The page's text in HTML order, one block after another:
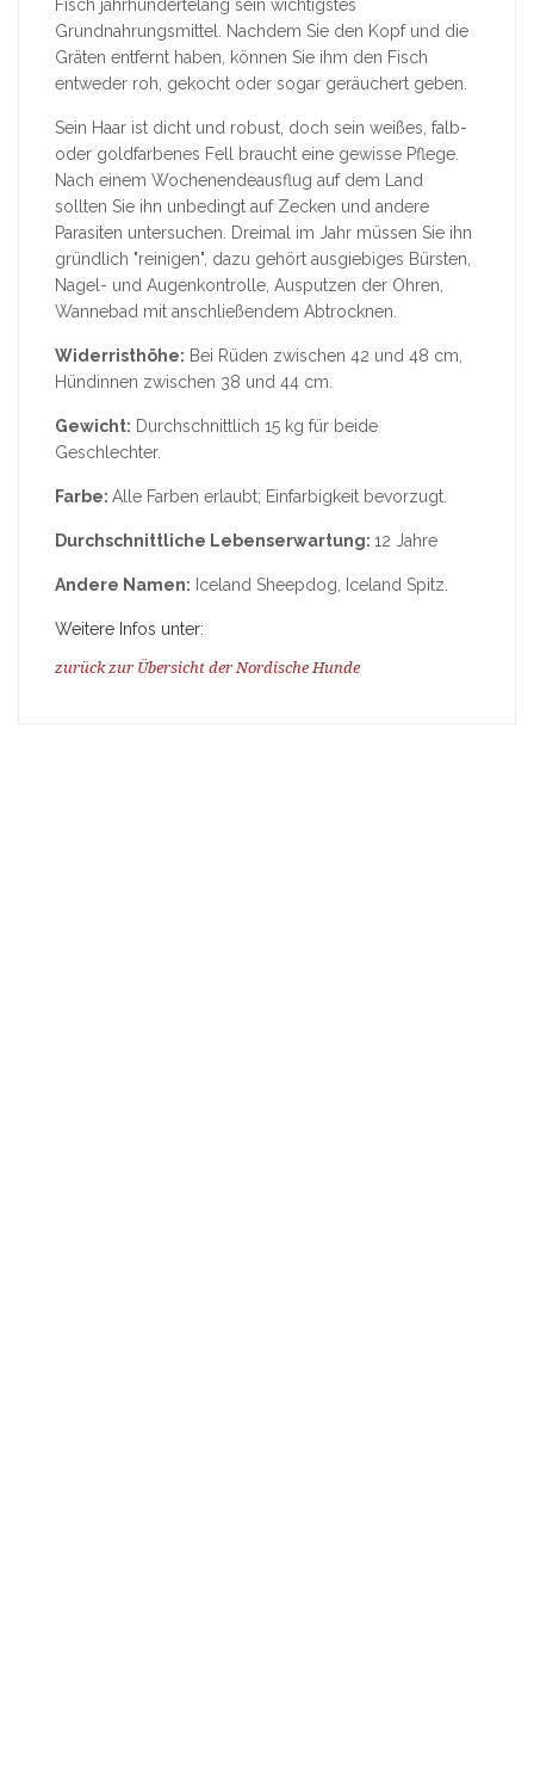
Fisch jahrhundertelang sein wichtigstes
Grundnahrungsmittel. Nachdem Sie den Kopf und die
Gräten entfernt haben, können Sie ihm den Fisch
entweder roh, gekocht oder sogar geräuchert geben.
Sein Haar ist dicht und robust, doch sein weißes, falb-
oder goldfarbenes Fell braucht eine gewisse Pflege.
Nach einem Wochenendeausflug auf dem Land
sollten Sie ihn unbedingt auf Zecken und andere
Parasiten untersuchen. Dreimal im Jahr müssen Sie ihn
gründlich "reinigen", dazu gehört ausgiebiges Bürsten,
Nagel- und Augenkontrolle, Ausputzen der Ohren,
Wannebad mit anschließendem Abtrocknen.
Widerristhöhe: Bei Rüden zwischen 42 und 48 cm,
Hündinnen zwischen 38 und 44 cm.
Gewicht: Durchschnittlich 15 kg für beide
Geschlechter.
Farbe: Alle Farben erlaubt; Einfarbigkeit bevorzugt.
Durchschnittliche Lebenserwartung: 12 Jahre
Andere Namen: Iceland Sheepdog, Iceland Spitz.
Weitere Infos unter:
zurück zur Übersicht der Nordische Hunde